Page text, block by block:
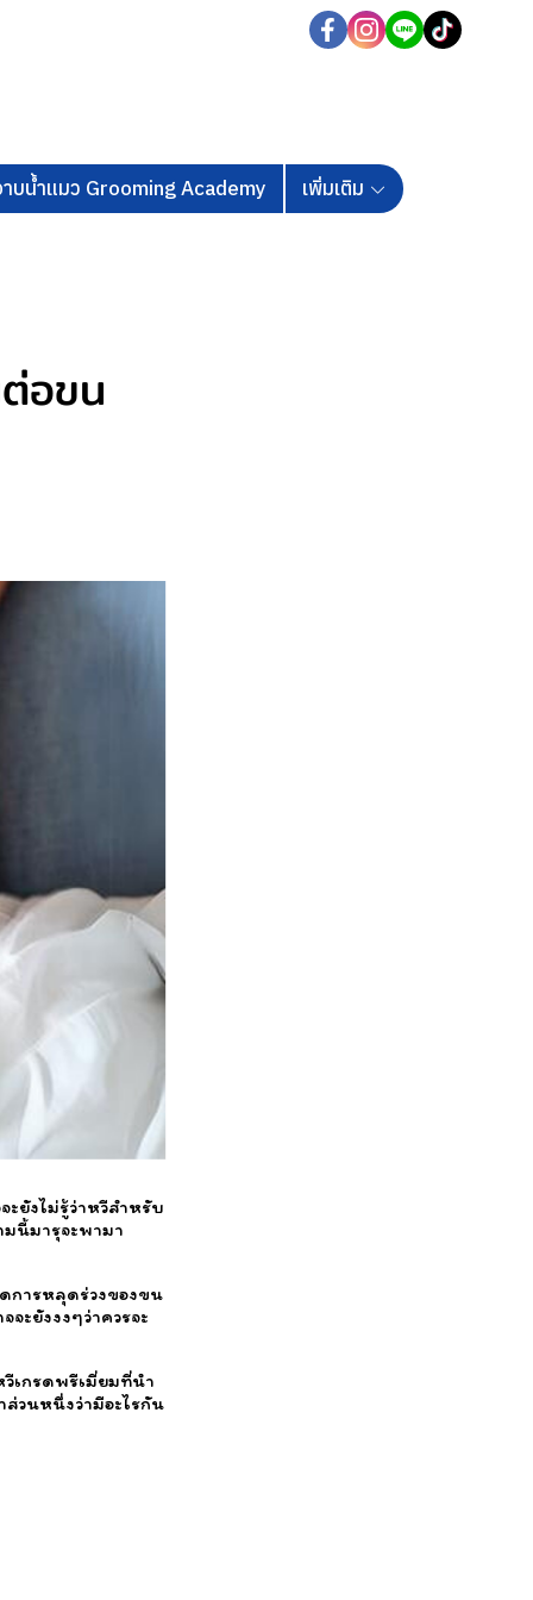
าบน้ำแมว Grooming Academy เพิ่มเติม
อขน
ยังไม่รู้ว่าหวีสำหรับ
นี้มารุจะพามา
ารหลุดร่วงของขน
ะยังงงๆว่าควรจะ
เกรดพรีเมี่ยมที่นำ
วนหนึ่งว่ามีอะไรกัน